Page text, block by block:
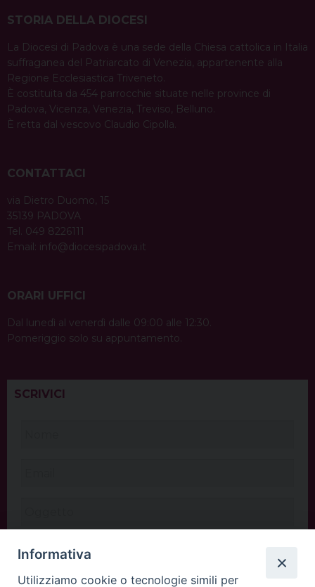
STORIA DELLA DIOCESI
La Diocesi di Padova è una sede della Chiesa cattolica in Italia
suffraganea del Patriarcato di Venezia, appartenente alla
Regione Ecclesiastica Triveneto.
È costituita da 454 parrocchie situate nelle province di
Padova, Vicenza, Venezia, Treviso, Belluno.
È retta dal vescovo Claudio Cipolla.
CONTATTACI
via Dietro Duomo, 15
35139 PADOVA
Tel. 049 8226111
Email: info@diocesipadova.it
ORARI UFFICI
Dal lunedì al venerdì dalle 09:00 alle 12:30.
Pomeriggio solo su appuntamento.
SCRIVICI
Informativa
Utilizziamo cookie o tecnologie simili per